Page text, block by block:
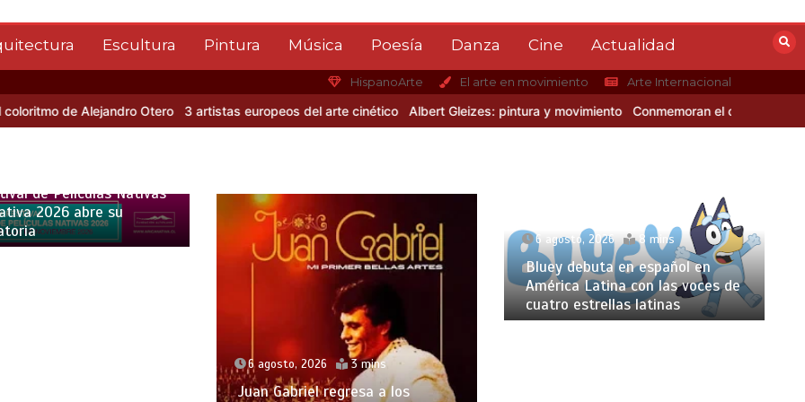
Escultura Pintura Música Poesía Danza Cine Actualidad
HispanoArte El arte en movimiento Arte Internacional
de Alejandro Otero 3 artistas europeos del arte cinético Albert Gleizes: pintura y movimiento Conmemoran el centenario del
de Películas Nativas
2026 abre su
6 agosto, 2026 3 mins
Juan Gabriel regresa a los
6 agosto, 2026 8 mins
Bluey debuta en español en
América Latina con las voces de
cuatro estrellas latinas